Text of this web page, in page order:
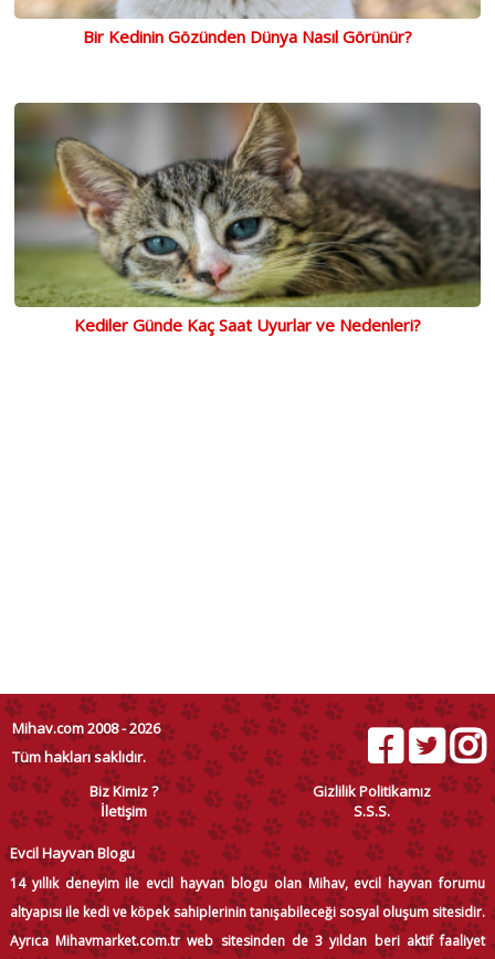
Bir Kedinin Gözünden Dünya Nasıl Görünür?
Kediler Günde Kaç Saat Uyurlar ve Nedenleri?
Mihav.com 2008 - 2026
Tüm hakları saklıdır.
Biz Kimiz ?
Gizlilik Politikamız
İletişim
S.S.S.
Evcil Hayvan Blogu
14 yıllık deneyim ile evcil hayvan blogu olan Mihav, evcil hayvan forumu
altyapısı ile kedi ve köpek sahiplerinin tanışabileceği sosyal oluşum sitesidir.
Ayrıca Mihavmarket.com.tr web sitesinden de 3 yıldan beri aktif faaliyet